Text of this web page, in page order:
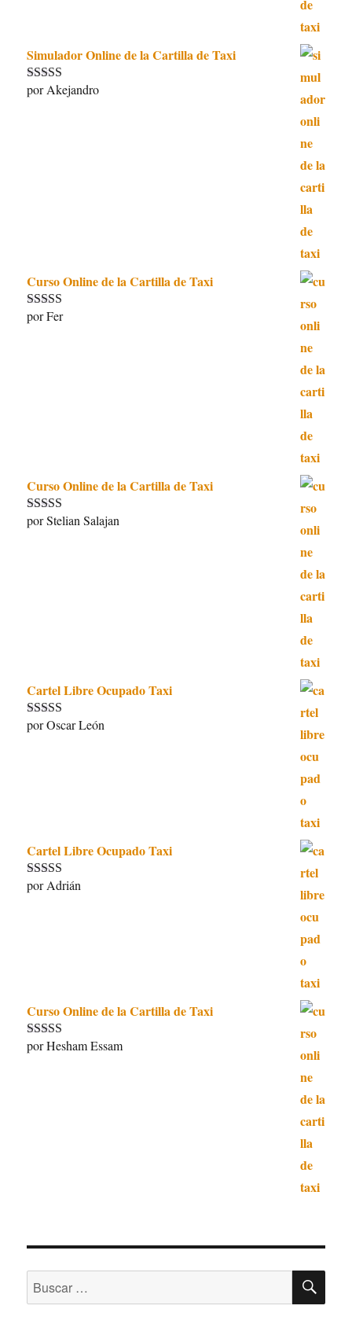
Simulador Online de la Cartilla de Taxi
Valorado con
por Akejandro
Curso Online de la Cartilla de Taxi
Valorado con
por Fer
Curso Online de la Cartilla de Taxi
Valorado con
por Stelian Salajan
Cartel Libre Ocupado Taxi
Valorado con
por Oscar León
Cartel Libre Ocupado Taxi
Valorado con
por Adrián
Curso Online de la Cartilla de Taxi
Valorado con
por Hesham Essam
Buscar
por: